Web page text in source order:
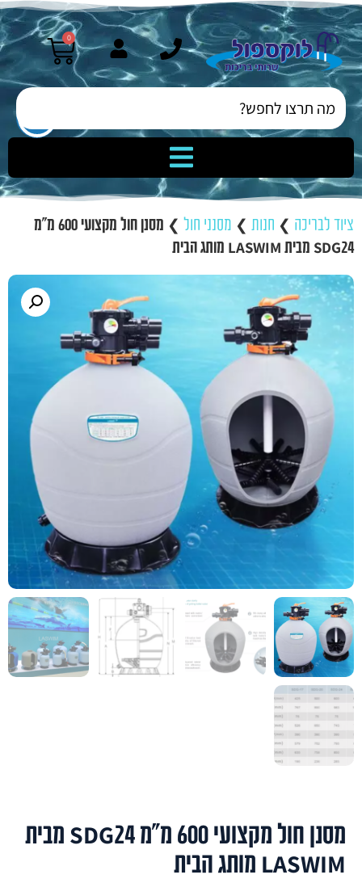
0
ציוד לבריכה ❯ חנות ❯ מסנני חול ❯
מסנן חול מקצועי 600 מ”מ
SDG24 מבית LASWIM מותג הבית
מסנן חול מקצועי 600 מ"מ SDG24 מבית
LASWIM מותג הבית